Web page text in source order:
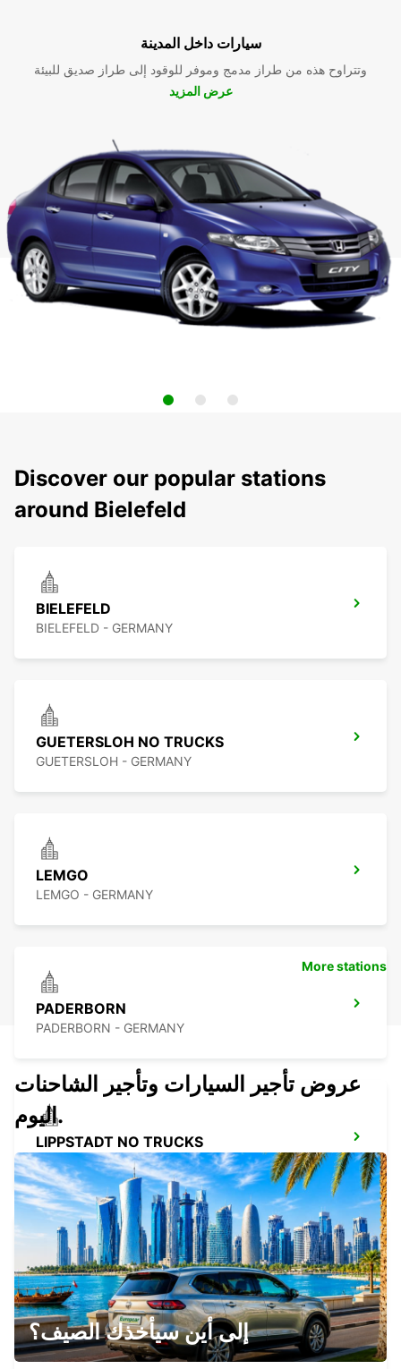
سيارات داخل المدينة
وتتراوح هذه من طراز مدمج وموفر للوقود إلى طراز صديق للبيئة
عرض المزيد
Discover our popular stations
around Bielefeld
BIELEFELD
BIELEFELD - GERMANY
GUETERSLOH NO TRUCKS
GUETERSLOH - GERMANY
LEMGO
LEMGO - GERMANY
PADERBORN
PADERBORN - GERMANY
LIPPSTADT NO TRUCKS
LIPPSTADT - GERMANY
OSNABRUECK
OSNABRUECK - GERMANY
More stations
عروض تأجير السيارات وتأجير الشاحنات
اليوم.
إلى أين سيأخذك الصيف؟